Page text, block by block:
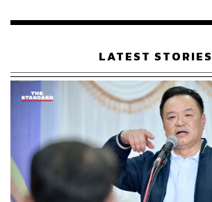
เรือนไทยที่ถูกซุกไว้
LATEST STORIES